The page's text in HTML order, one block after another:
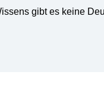
gibt es keine